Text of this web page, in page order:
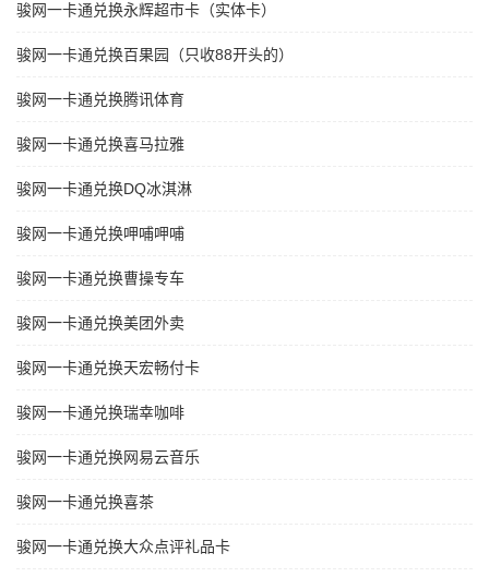
骏网一卡通兑换永辉超市卡（实体卡）
骏网一卡通兑换百果园（只收88开头的）
骏网一卡通兑换腾讯体育
骏网一卡通兑换喜马拉雅
骏网一卡通兑换DQ冰淇淋
骏网一卡通兑换呷哺呷哺
骏网一卡通兑换曹操专车
骏网一卡通兑换美团外卖
骏网一卡通兑换天宏畅付卡
骏网一卡通兑换瑞幸咖啡
骏网一卡通兑换网易云音乐
骏网一卡通兑换喜茶
骏网一卡通兑换大众点评礼品卡